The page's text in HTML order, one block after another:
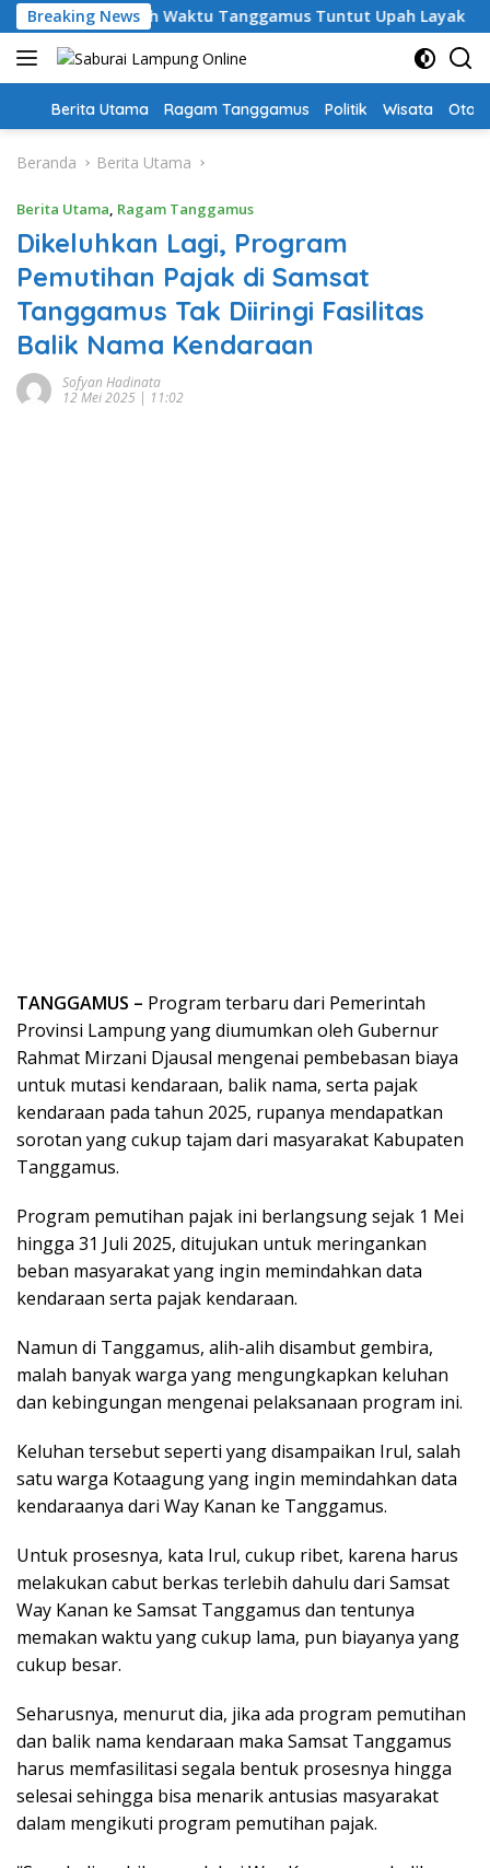
Langsung
ke
konten
Breaking News
PPPK Paruh Waktu Tanggamus Tuntut Upah Layak
Home
Berita Utama Ragam Tanggamus Politik Wisata Oto
Beranda Berita Utama
Berita Utama, Ragam Tanggamus
Dikeluhkan Lagi, Program
Pemutihan Pajak di Samsat
Tanggamus Tak Diiringi Fasilitas
Balik Nama Kendaraan
Sofyan Hadinata
12 Mei 2025 | 11:02
TANGGAMUS – Program terbaru dari Pemerintah
Provinsi Lampung yang diumumkan oleh Gubernur
Rahmat Mirzani Djausal mengenai pembebasan biaya
untuk mutasi kendaraan, balik nama, serta pajak
kendaraan pada tahun 2025, rupanya mendapatkan
sorotan yang cukup tajam dari masyarakat Kabupaten
Tanggamus.
Program pemutihan pajak ini berlangsung sejak 1 Mei
hingga 31 Juli 2025, ditujukan untuk meringankan
beban masyarakat yang ingin memindahkan data
kendaraan serta pajak kendaraan.
Namun di Tanggamus, alih-alih disambut gembira,
malah banyak warga yang mengungkapkan keluhan
dan kebingungan mengenai pelaksanaan program ini.
Keluhan tersebut seperti yang disampaikan Irul, salah
satu warga Kotaagung yang ingin memindahkan data
kendaraanya dari Way Kanan ke Tanggamus.
Untuk prosesnya, kata Irul, cukup ribet, karena harus
melakukan cabut berkas terlebih dahulu dari Samsat
Way Kanan ke Samsat Tanggamus dan tentunya
memakan waktu yang cukup lama, pun biayanya yang
cukup besar.
Seharusnya, menurut dia, jika ada program pemutihan
dan balik nama kendaraan maka Samsat Tanggamus
harus memfasilitasi segala bentuk prosesnya hingga
selesai sehingga bisa menarik antusias masyarakat
dalam mengikuti program pemutihan pajak.